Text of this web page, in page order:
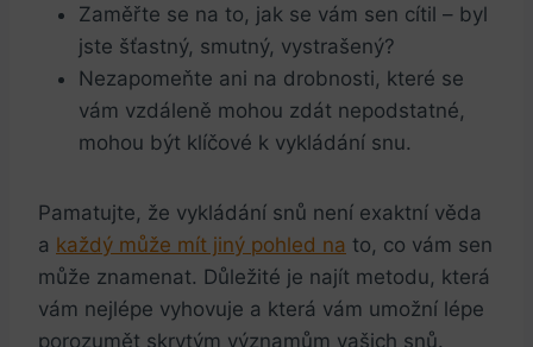
Zaměřte se na to, jak se vám sen cítil – byl
jste šťastný, smutný, vystrašený?
Nezapomeňte ani na drobnosti, které se
vám vzdáleně mohou zdát nepodstatné,
mohou být klíčové k vykládání snu.
Pamatujte, že vykládání snů není exaktní věda
a každý může mít jiný pohled na to, co vám sen
může znamenat. Důležité je najít metodu, která
vám nejlépe vyhovuje a která vám umožní lépe
porozumět skrytým významům vašich snů.